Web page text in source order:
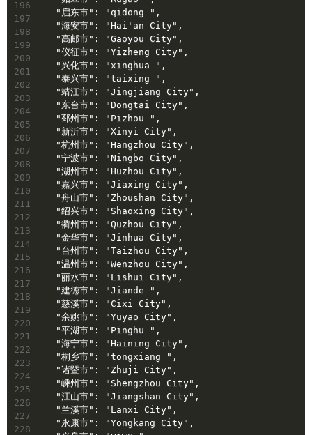
196
197
198
199
200
201
202
203
204
205
206
207
208
209
210
211
212
213
214
215
216
217
218
219
220
221
222
223
224
225
226
227
228
  "启东市": "qidong ",
  "海安市": "Hai'an City",
  "高邮市": "Gaoyou City",
  "仪征市": "Yizheng City",
  "兴化市": "xinghua ",
  "泰兴市": "taixing ",
  "靖江市": "Jingjiang City",
  "东台市": "Dongtai City",
  "邳州市": "Pizhou ",
  "新沂市": "Xinyi City",
  "杭州市": "Hangzhou City",
  "宁波市": "Ningbo City",
  "湖州市": "Huzhou City",
  "嘉兴市": "Jiaxing City",
  "舟山市": "Zhoushan City",
  "绍兴市": "Shaoxing City",
  "衢州市": "Quzhou City",
  "金华市": "Jinhua City",
  "台州市": "Taizhou City",
  "温州市": "Wenzhou City",
  "丽水市": "Lishui City",
  "建德市": "Jiande ",
  "慈溪市": "Cixi City",
  "余姚市": "Yuyao City",
  "平湖市": "Pinghu ",
  "海宁市": "Haining City",
  "桐乡市": "tongxiang ",
  "诸暨市": "Zhuji City",
  "嵊州市": "Shengzhou City",
  "江山市": "Jiangshan City",
  "兰溪市": "Lanxi City",
  "永康市": "Yongkang City",